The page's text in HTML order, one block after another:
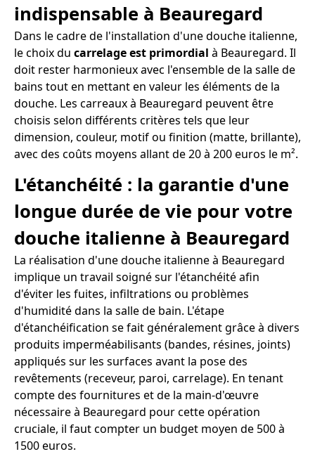
indispensable à Beauregard
Dans le cadre de l'installation d'une douche italienne,
le choix du carrelage est primordial à Beauregard. Il
doit rester harmonieux avec l'ensemble de la salle de
bains tout en mettant en valeur les éléments de la
douche. Les carreaux à Beauregard peuvent être
choisis selon différents critères tels que leur
dimension, couleur, motif ou finition (matte, brillante),
avec des coûts moyens allant de 20 à 200 euros le m².
L'étanchéité : la garantie d'une
longue durée de vie pour votre
douche italienne à Beauregard
La réalisation d'une douche italienne à Beauregard
implique un travail soigné sur l'étanchéité afin
d'éviter les fuites, infiltrations ou problèmes
d'humidité dans la salle de bain. L'étape
d'étanchéification se fait généralement grâce à divers
produits imperméabilisants (bandes, résines, joints)
appliqués sur les surfaces avant la pose des
revêtements (receveur, paroi, carrelage). En tenant
compte des fournitures et de la main-d'œuvre
nécessaire à Beauregard pour cette opération
cruciale, il faut compter un budget moyen de 500 à
1500 euros.